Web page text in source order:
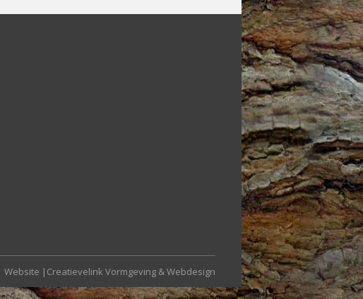
Website | Creatievelink Vormgeving & Webdesign